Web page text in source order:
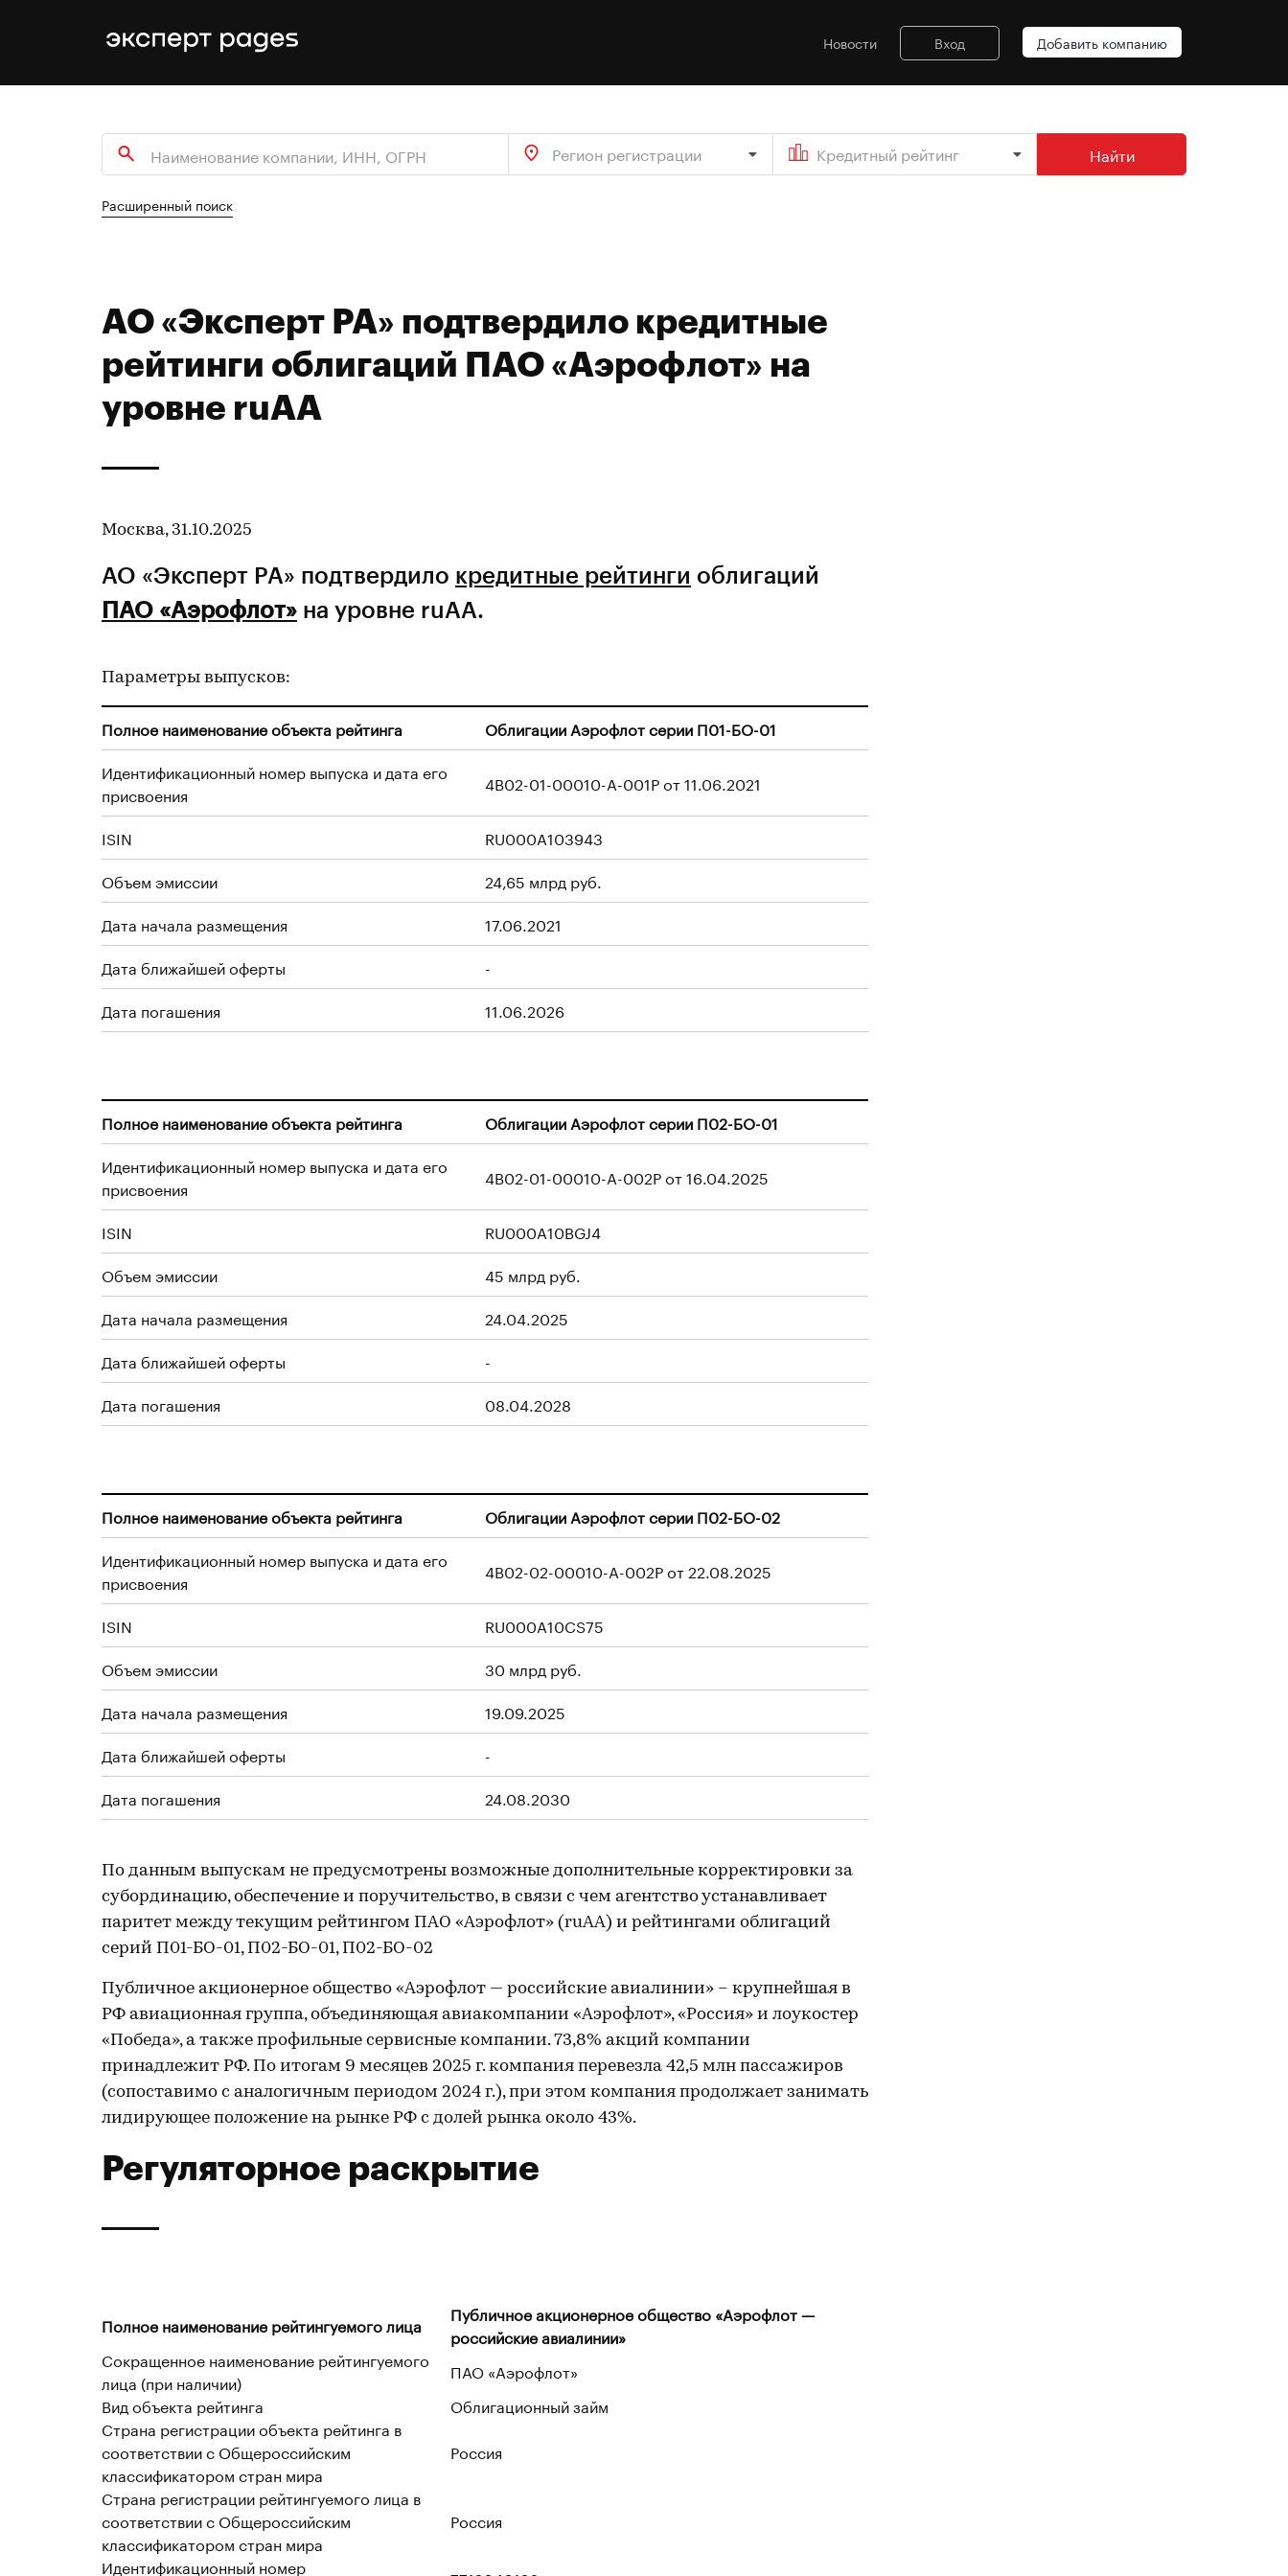
Новости Вход Добавить компанию
Регион регистрации Кредитный рейтинг Найти
Расширенный поиск
АО «Эксперт РА» подтвердило кредитные
рейтинги облигаций ПАО «Аэрофлот» на
уровне ruAA
Москва, 31.10.2025
АО «Эксперт РА» подтвердило кредитные рейтинги облигаций
ПАО «Аэрофлот» на уровне ruAA.
Параметры выпусков:
Полное наименование объекта рейтинга
Облигации Аэрофлот серии П01-БО-01
Идентификационный номер выпуска и дата его
присвоения
4B02-01-00010-A-001P от 11.06.2021
ISIN
RU000A103943
Объем эмиссии
24,65 млрд руб.
Дата начала размещения
17.06.2021
Дата ближайшей оферты
-
Дата погашения
11.06.2026
Полное наименование объекта рейтинга
Облигации Аэрофлот серии П02-БО-01
Идентификационный номер выпуска и дата его
присвоения
4B02-01-00010-A-002P от 16.04.2025
ISIN
RU000A10BGJ4
Объем эмиссии
45 млрд руб.
Дата начала размещения
24.04.2025
Дата ближайшей оферты
-
Дата погашения
08.04.2028
Полное наименование объекта рейтинга
Облигации Аэрофлот серии П02-БО-02
Идентификационный номер выпуска и дата его
присвоения
4B02-02-00010-A-002P от 22.08.2025
ISIN
RU000A10CS75
Объем эмиссии
30 млрд руб.
Дата начала размещения
19.09.2025
Дата ближайшей оферты
-
Дата погашения
24.08.2030
По данным выпускам не предусмотрены возможные дополнительные корректировки за
субординацию, обеспечение и поручительство, в связи с чем агентство устанавливает
паритет между текущим рейтингом ПАО «Аэрофлот» (ruAA) и рейтингами облигаций
серий П01-БО-01, П02-БО-01, П02-БО-02
Публичное акционерное общество «Аэрофлот — российские авиалинии» – крупнейшая в
РФ авиационная группа, объединяющая авиакомпании «Аэрофлот», «Россия» и лоукостер
«Победа», а также профильные сервисные компании. 73,8% акций компании
принадлежит РФ. По итогам 9 месяцев 2025 г. компания перевезла 42,5 млн пассажиров
(сопоставимо с аналогичным периодом 2024 г.), при этом компания продолжает занимать
лидирующее положение на рынке РФ с долей рынка около 43%.
Регуляторное раскрытие
Полное наименование рейтингуемого лица
Публичное акционерное общество «Аэрофлот —
российские авиалинии»
Сокращенное наименование рейтингуемого
лица (при наличии)
ПАО «Аэрофлот»
Вид объекта рейтинга
Облигационный займ
Страна регистрации объекта рейтинга в
соответствии с Общероссийским
классификатором стран мира
Россия
Страна регистрации рейтингуемого лица в
соответствии с Общероссийским
классификатором стран мира
Россия
Идентификационный номер